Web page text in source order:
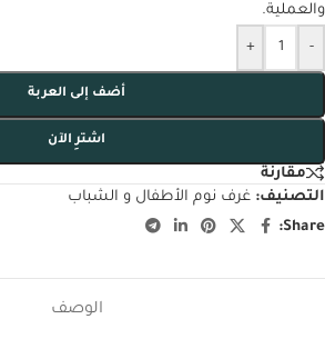
والعملية.
-
+
أضف إلى العربة
اشترِ الآن
مقارنة
التصنيف: غرف نوم الأطفال و الشباب
Share:
الوصف